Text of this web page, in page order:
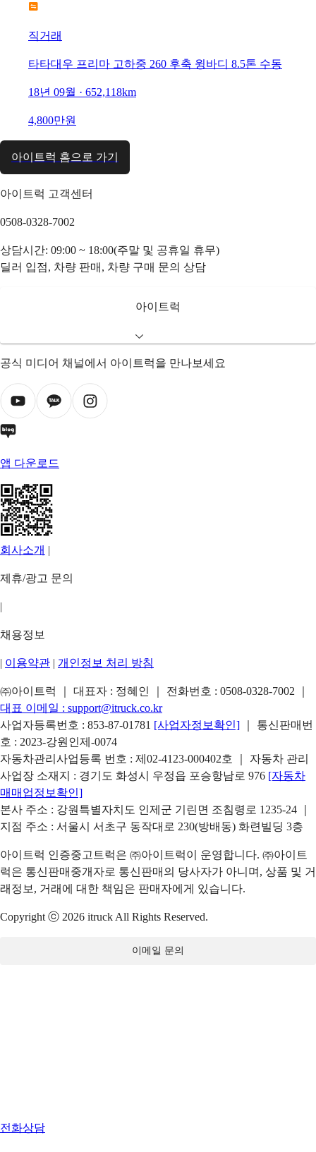
직거래
타타대우 프리마 고하중 260 후축 윙바디 8.5톤 수동
18년 09월 · 652,118km
4,800만원
아이트럭 홈으로 가기
아이트럭 고객센터
0508-0328-7002
상담시간: 09:00 ~ 18:00(주말 및 공휴일 휴무)
딜러 입점, 차량 판매, 차량 구매 문의 상담
아이트럭
공식 미디어 채널에서 아이트럭을 만나보세요
앱 다운로드
회사소개 |
제휴/광고 문의
|
채용정보
| 이용약관 | 개인정보 처리 방침
㈜아이트럭 ｜ 대표자 : 정혜인 ｜ 전화번호 : 0508-0328-7002
대표 이메일 : support@itruck.co.kr
사업자등록번호 : 853-87-01781 [사업자정보확인]
｜ 통신판매번
호 : 2023-강원인제-0074
자동차관리사업등록 번호 : 제02-4123-000402호 ｜ 자동차 관리
사업장 소재지 : 경기도 화성시 우정읍 포승항남로 976 [자동차
매매업정보확인]
본사 주소 : 강원특별자치도 인제군 기린면 조침령로 1235-24 ｜
지점 주소 : 서울시 서초구 동작대로 230(방배동) 화련빌딩 3층
아이트럭 인증중고트럭은 ㈜아이트럭이 운영합니다. ㈜아이트
럭은 통신판매중개자로 통신판매의 당사자가 아니며, 상품 및 거
래정보, 거래에 대한 책임은 판매자에게 있습니다.
Copyright ⓒ 2026 itruck All Rights Reserved.
이메일 문의
전화상담